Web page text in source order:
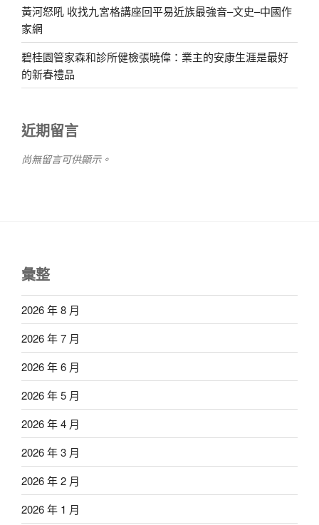
黃河怒吼 收找九宮格講座回平易近族最強音–文史–中國作
家網
碧桂園管家森和診所健檢張曉偉：業主的安康生涯是最好
的新春禮品
近期留言
尚無留言可供顯示。
彙整
2026 年 8 月
2026 年 7 月
2026 年 6 月
2026 年 5 月
2026 年 4 月
2026 年 3 月
2026 年 2 月
2026 年 1 月